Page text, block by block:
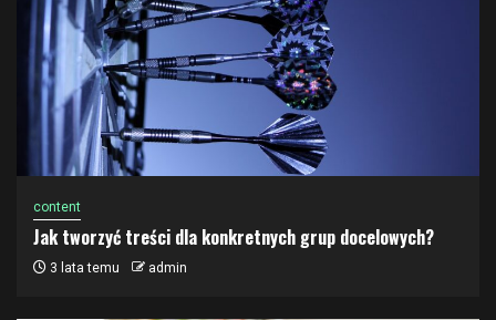
content
Jak tworzyć treści dla konkretnych grup docelowych?
3 lata temu admin